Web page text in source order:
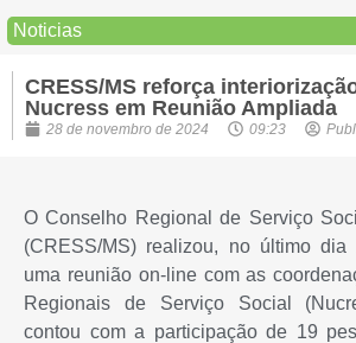
Noticias
CRESS/MS reforça
Nucress em Reunião Ampliada
28 de novembro de 2024 09:23
O Conselho Regional de Serviço
(CRESS/MS) realizou, no último dia
uma reunião on-line com as
Regionais de Serviço Social
contou com a participação de 19